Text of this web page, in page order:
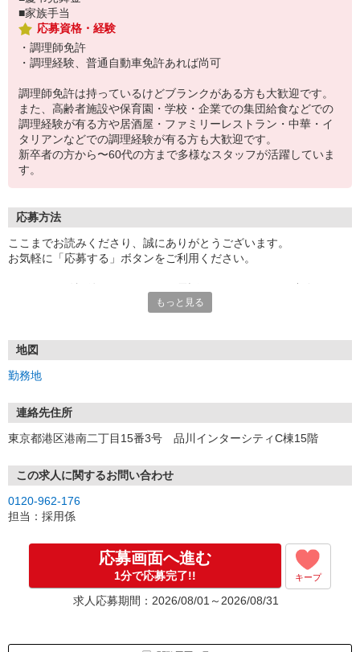
■家族手当
応募資格・経験
・調理師免許
・調理経験、普通自動車免許あれば尚可
調理師免許は持っているけどブランクがある方も大歓迎です。
また、高齢者施設や保育園・学校・企業での集団給食などでの
調理経験が有る方や居酒屋・ファミリーレストラン・中華・イ
タリアンなどでの調理経験が有る方も大歓迎です。
新卒者の方から〜60代の方まで多様なスタッフが活躍していま
す。
応募方法
ここまでお読みくださり、誠にありがとうございます。
お気軽に「応募する」ボタンをご利用ください。
お電話の際は「イーアイデムを見た」と伝えるとスムーズです。
もっと見る
地図
勤務地
連絡先住所
東京都港区港南二丁目15番3号 品川インターシティC棟15階
この求人に関するお問い合わせ
0120-962-176
担当：採用係
応募画面へ進む
1分で応募完了!! キープ
求人応募期間：2026/08/01～2026/08/31